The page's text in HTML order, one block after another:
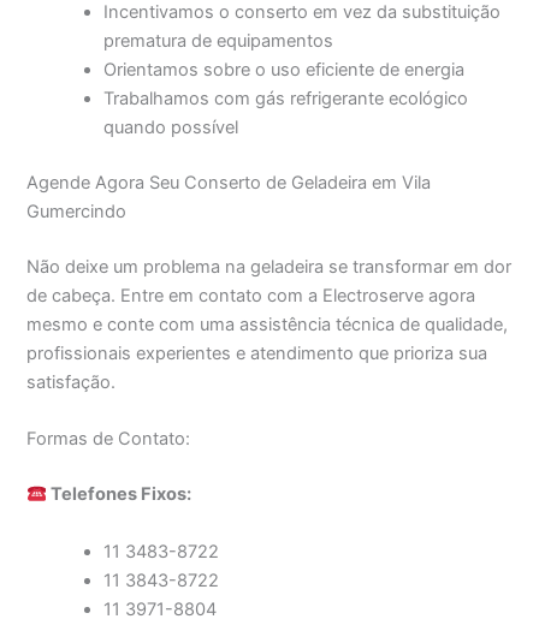
Incentivamos o conserto em vez da substituição
prematura de equipamentos
Orientamos sobre o uso eficiente de energia
Trabalhamos com gás refrigerante ecológico
quando possível
Agende Agora Seu Conserto de Geladeira em Vila
Gumercindo
Não deixe um problema na geladeira se transformar em dor
de cabeça. Entre em contato com a Electroserve agora
mesmo e conte com uma assistência técnica de qualidade,
profissionais experientes e atendimento que prioriza sua
satisfação.
Formas de Contato:
Telefones Fixos:
11 3483-8722
11 3843-8722
11 3971-8804